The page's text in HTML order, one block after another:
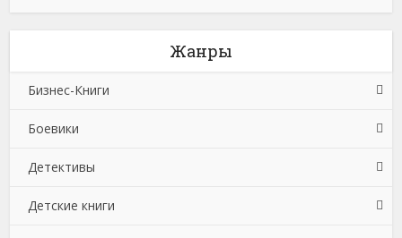
Жанры
Бизнес-Книги
Банковское дело
Бухучет, налогообложение, аудит
Делопроизводство
Боевики
Боевики: Прочее
Криминальные боевики
Детективы
Зарубежные детективы
Детские книги